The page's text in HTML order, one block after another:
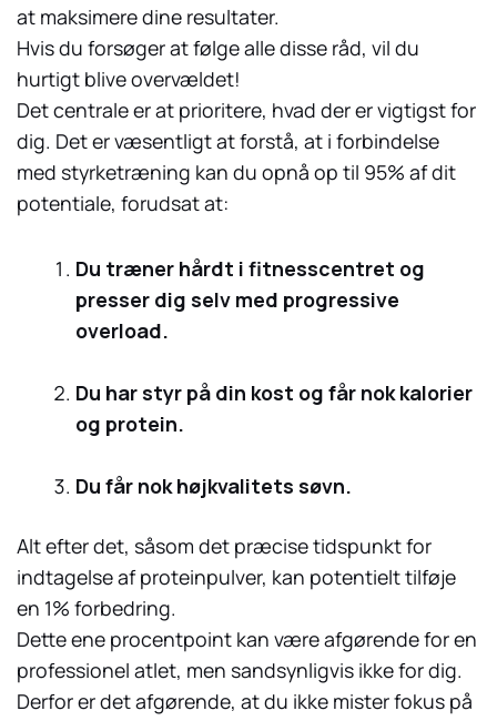
at maksimere dine resultater.
Hvis du forsøger at følge alle disse råd, vil du
hurtigt blive overvældet!
Det centrale er at prioritere, hvad der er vigtigst for
dig. Det er væsentligt at forstå, at i forbindelse
med styrketræning kan du opnå op til 95% af dit
potentiale, forudsat at:
Du træner hårdt i fitnesscentret og
presser dig selv med progressive
overload.
Du har styr på din kost og får nok kalorier
og protein.
Du får nok højkvalitets søvn.
Alt efter det, såsom det præcise tidspunkt for
indtagelse af proteinpulver, kan potentielt tilføje
en 1% forbedring.
Dette ene procentpoint kan være afgørende for en
professionel atlet, men sandsynligvis ikke for dig.
Derfor er det afgørende, at du ikke mister fokus på